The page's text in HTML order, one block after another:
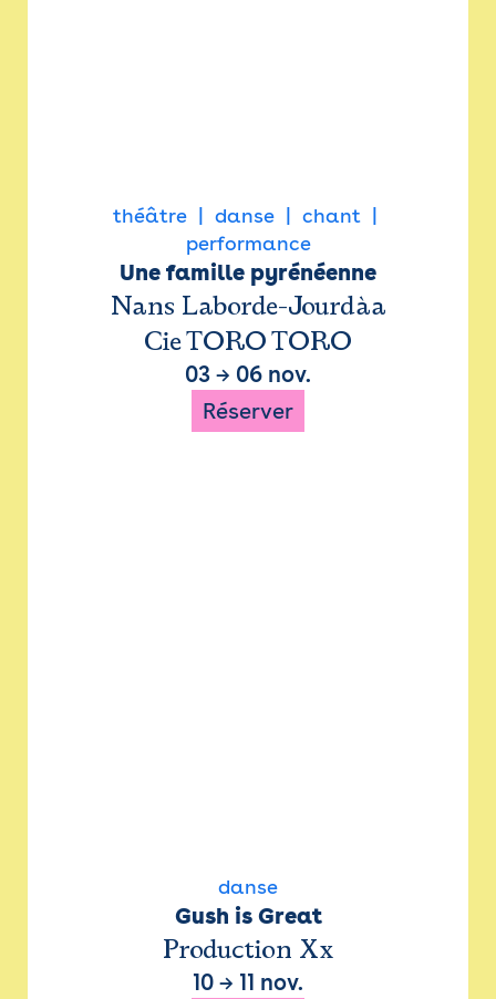
théâtre danse
chant
performance
Une famille pyrénéenne
Nans Laborde-Jourdàa
Cie TORO TORO
03 → 06 nov.
Réserver
danse
Gush is Great
Production Xx
10 → 11 nov.